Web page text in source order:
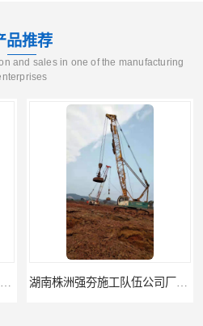
品推荐
and sales in one of the manufacturing
湖南株洲强夯施工队伍公司厂房地基强夯施工